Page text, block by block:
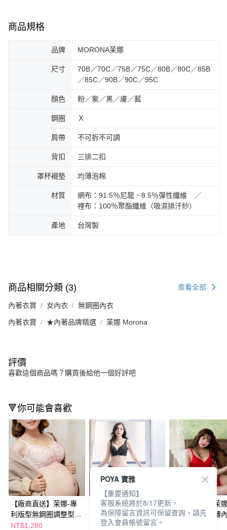
商品規格
品牌 MORONA茉娜
尺寸
70B／70C／75B／75C／80B／80C／85B
／85C／90B／90C／95C
顏色 粉／紫／黑／膚／藍
鋼圈 Ｘ
肩帶 不可拆不可調
背扣 三排二扣
罩杯襯墊 均薄泡棉
材質
網布：91.5％尼龍、8.5％彈性纖維 ／
裡布：100％聚酯纖維（吸濕排汗紗）
產地 台灣製
商品相關分類 (3) 查看全部
內著衣賞 女內衣 無鋼圈內衣
內著衣賞 ★內著品牌精選 苿娜 Morona
評價
喜歡這個商品嗎？購買後給他一個好評吧
🔻你可能會喜歡
【廠商直送】茉娜-專
利版型無鋼圈調整型內
衣
NT$1,280
【廠商直送】茉娜-專
利版型特軟鋼圈調整型
內衣
NT$1,580
【廠商直送】茉
軟鋼圈下厚上薄
POYA 寶雅
【重要通知】
客服系統將於8/17更新，
為保障留言資訊可保留查詢，請先
登入會員帳號留言。